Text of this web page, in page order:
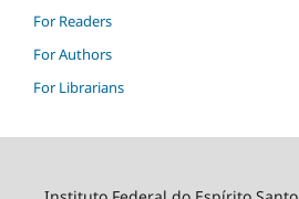
For Readers
For Authors
For Librarians